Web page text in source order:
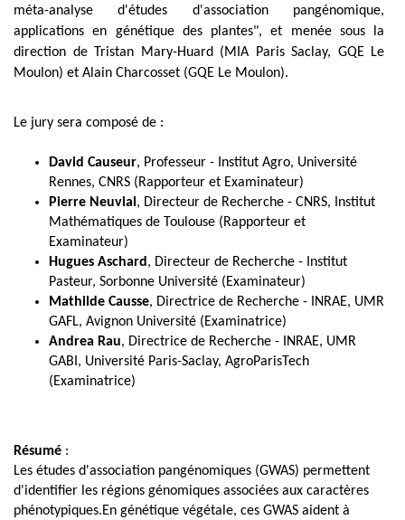
méta-analyse d'études d'association pangénomique,
applications en génétique des plantes", et menée sous la
direction de Tristan Mary-Huard (MIA Paris Saclay, GQE Le
Moulon) et Alain Charcosset (GQE Le Moulon).
Le jury sera composé de :
David Causeur, Professeur - Institut Agro, Université
Rennes, CNRS (Rapporteur et Examinateur)
Pierre Neuvial , Directeur de Recherche - CNRS, Institut
Mathématiques de Toulouse (Rapporteur et
Examinateur)
Hugues Aschard , Directeur de Recherche - Institut
Pasteur, Sorbonne Université (Examinateur)
Mathilde Causse, Directrice de Recherche - INRAE, UMR
GAFL, Avignon Université (Examinatrice)
Andrea Rau, Directrice de Recherche - INRAE, UMR
GABI, Université Paris-Saclay, AgroParisTech
(Examinatrice)
Résumé :
Les études d'association pangénomiques (GWAS) permettent
d'identifier les régions génomiques associées aux caractères
phénotypiques.En génétique végétale, ces GWAS aident à